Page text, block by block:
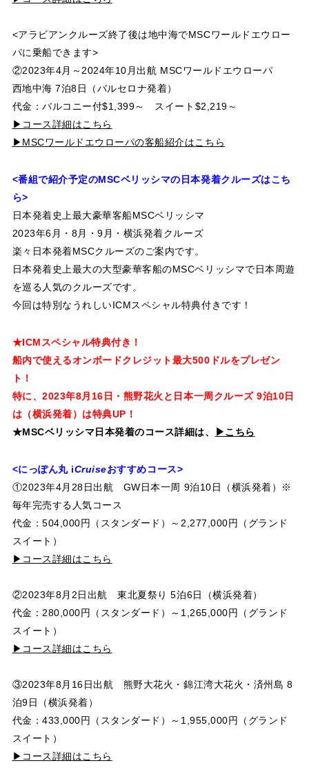
<アラビアンクルーズ終了後は地中海でMSCワールドエウロー
パに乗船できます>
②2023年4月～2024年10月出航 MSCワールドエウローパ
西地中海 7泊8日（バルセロナ発着）
代金：バルコニー付$1,399～ スイート$2,219～
▶コース詳細はこちら
▶MSCワールドエウローパの客船紹介はこちら
<番組で紹介予定のMSCベリッシマの日本発着クルーズはこち
ら>
日本発着史上最大豪華客船MSCベリッシマ
2023年6月・8月・9月・横浜発着クルーズ
楽々日本発着MSCクルーズのご案内です。
日本発着史上最大の大型豪華客船のMSCベリッシマで日本周遊
を巡る人気のクルーズです。
今回は特別なうれしいICMスペシャル特典付きです！
★ICMスペシャル特典付き！
船内で使えるオンボードクレジット最大500ドルをプレゼン
ト！
特に、2023年8月16日・熊野花火と日本一周クルーズ 9泊10日
は（横浜発着）は特典UP！
★MSCベリッシマ日本発着のコース詳細は、
▶こちら
<にっぽん丸 iCruiseおすすめコース>
①2023年4月28日出航 GW日本一周 9泊10日（横浜発着）※
毎年完売する人気コース
代金：504,000円（スタンダード）～2,277,000円（グランド
スイート）
▶コース詳細はこちら
②2023年8月2日出航 東北夏祭り 5泊6日（横浜発着）
代金：280,000円（スタンダード）～1,265,000円（グランド
スイート）
▶コース詳細はこちら
③2023年8月16日出航 熊野大花火・錦江湾大花火・済州島 8
泊9日（横浜発着）
代金：433,000円（スタンダード）～1,955,000円（グランド
スイート）
▶コース詳細はこちら